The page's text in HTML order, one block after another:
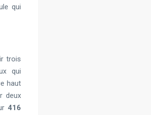
qui
trois
qui
haut
deux
416